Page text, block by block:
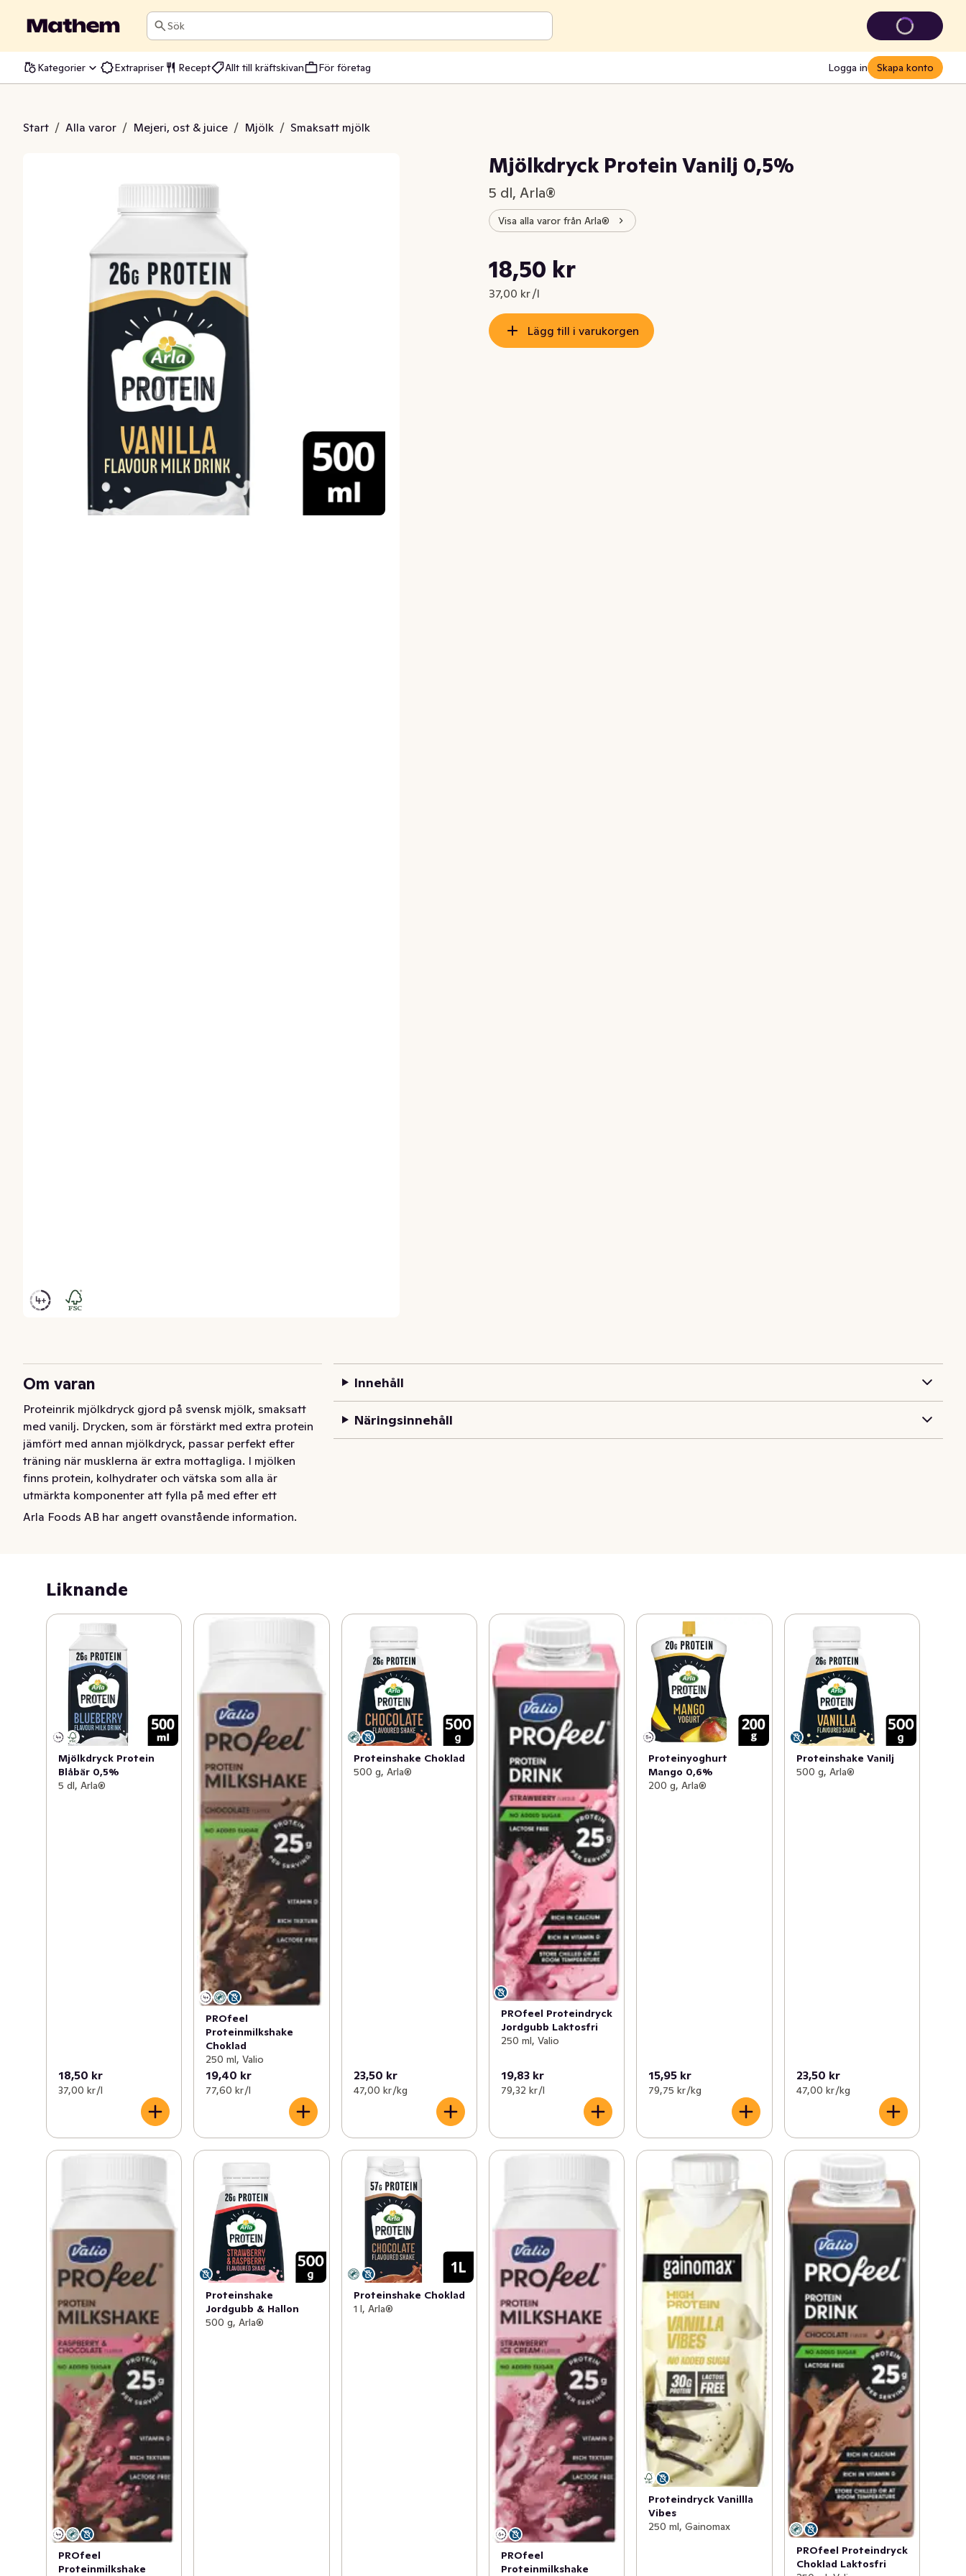
Sök
Kategorier Extrapriser Recept Allt till kräftskivan För företag Logga in Skapa konto
Start / Alla varor / Mejeri, ost & juice / Mjölk / Smaksatt mjölk
Vanilj 0,5%
Mjölkdryck Protein Vanilj 0,5%
5 dl, Arla®
Visa alla varor från Arla®
Nuvarande pris är: 18,50 kr
18,50 kr
37,00 kr /l
Styckpris: 37,00 kr /l
Lägg till i varukorgen
Om varan
Proteinrik mjölkdryck gjord på svensk mjölk, smaksatt
med vanilj. Drycken, som är förstärkt med extra protein
jämfört med annan mjölkdryck, passar perfekt efter
träning när musklerna är extra mottagliga. I mjölken
finns protein, kolhydrater och vätska som alla är
utmärkta komponenter att fylla på med efter ett
träningspass.
i farten eller avnjut som proteinrikt mellanmål!
Arla Foods AB har angett ovanstående information.
Innehåll
Näringsinnehåll
Liknande
Mjölkdryck Protein
Blåbär 0,5%
5 dl, Arla®
18,50 kr
37,00 kr /l
PROfeel
Proteinmilkshake
Choklad
250 ml, Valio
19,40 kr
77,60 kr /l
Proteinshake Choklad
500 g, Arla®
23,50 kr
47,00 kr /kg
PROfeel Proteindryck
Jordgubb Laktosfri
250 ml, Valio
19,83 kr
79,32 kr /l
Proteinyoghurt
Mango 0,6%
200 g, Arla®
15,95 kr
79,75 kr /kg
Proteinshake Vanilj
500 g, Arla®
23,50 kr
47,00 kr /kg
PROfeel
Proteinmilkshake
Proteinshake
Jordgubb & Hallon
500 g, Arla®
Proteinshake Choklad
1 l, Arla®
PROfeel
Proteinmilkshake
Proteindryck Vanillla
Vibes
250 ml, Gainomax
PROfeel Proteindryck
Choklad Laktosfri